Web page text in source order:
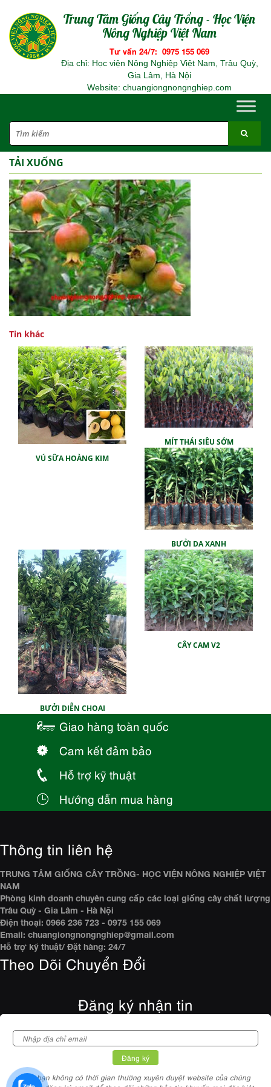
Trung Tâm Giống Cây Trồng - Học Viện
Nông Nghiệp Việt Nam
Tư vấn 24/7: 0975 155 069
Địa chỉ: Học viện Nông Nghiệp Việt Nam, Trâu Quỳ,
Gia Lâm, Hà Nội
Website: chuangiongnongnghiep.com
TẢI XUỐNG
Tin khác
VÚ SỮA HOÀNG KIM
MÍT THÁI SIÊU SỚM
BƯỞI DA XANH
BƯỞI DIỄN CHOAI
CÂY CAM V2
Giao hàng toàn quốc
Cam kết đảm bảo
Hỗ trợ kỹ thuật
Hướng dẫn mua hàng
Thông tin liên hệ
TRUNG TÂM GIỐNG CÂY TRỒNG- HỌC VIỆN NÔNG NGHIỆP VIỆT
NAM
Phòng kinh doanh chuyên cung cấp các loại giống cây chất lượng
Trâu Quỳ - Gia Lâm - Hà Nội
Điện thoại: 0966 236 723 - 0975 155 069
Email: chuangiongnongnghiep@gmail.com
Hỗ trợ kỹ thuật/ Đặt hàng: 24/7
Theo Dõi Chuyển Đổi
Đăng ký nhận tin
Nếu bạn không có thời gian thường xuyên duyệt website của chúng